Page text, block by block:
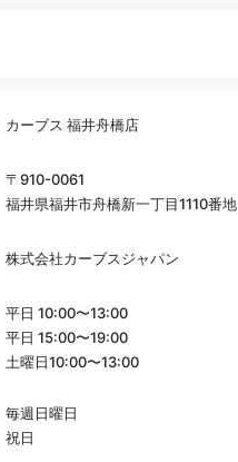
カーブス 福井舟橋店
〒910-0061
福井県福井市舟橋新一丁目1110番地
株式会社カーブスジャパン
平日 10:00〜13:00
平日 15:00〜19:00
土曜日10:00〜13:00
毎週日曜日
祝日